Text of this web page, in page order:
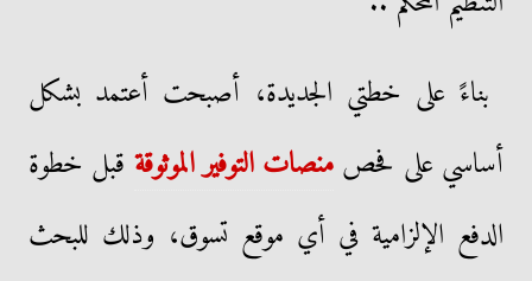
​بناءً على خطتي الجديدة، أصبحت أعتمد بشكل
أساسي على فحصمنصات التوفير الموثوقة قبل خطوة
الدفع الإلزامية في أي موقع تسوق، وذلك للبحث